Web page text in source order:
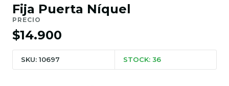
Fija Puerta Níquel
PRECIO
$14.900
SKU: 10697 STOCK: 36